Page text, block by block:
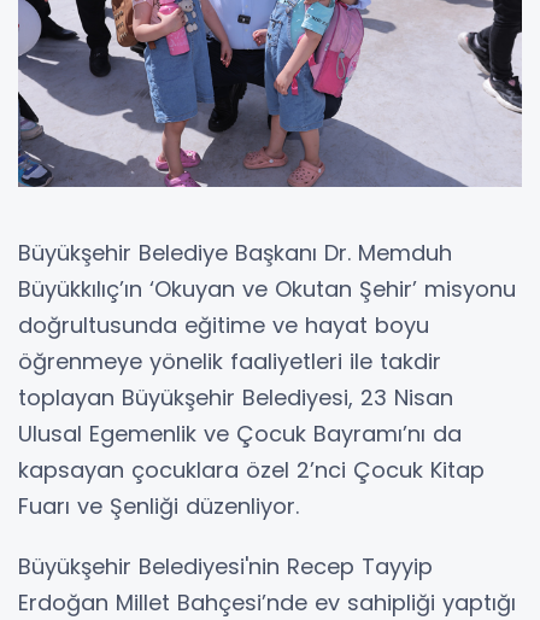
Büyükşehir Belediye Başkanı Dr. Memduh
Büyükkılıç’ın ‘Okuyan ve Okutan Şehir’ misyonu
doğrultusunda eğitime ve hayat boyu
öğrenmeye yönelik faaliyetleri ile takdir
toplayan Büyükşehir Belediyesi, 23 Nisan
Ulusal Egemenlik ve Çocuk Bayramı’nı da
kapsayan çocuklara özel 2’nci Çocuk Kitap
Fuarı ve Şenliği düzenliyor.
Büyükşehir Belediyesi'nin Recep Tayyip
Erdoğan Millet Bahçesi’nde ev sahipliği yaptığı